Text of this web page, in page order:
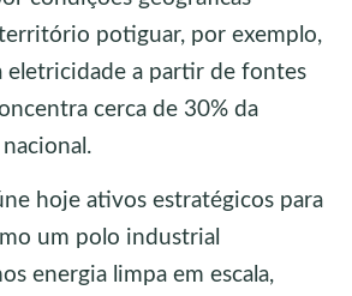
potiguar, por exemplo,
eletricidade a partir de fontes
cerca de 30% da
hoje ativos estratégicos para
um polo industrial
energia limpa em escala,